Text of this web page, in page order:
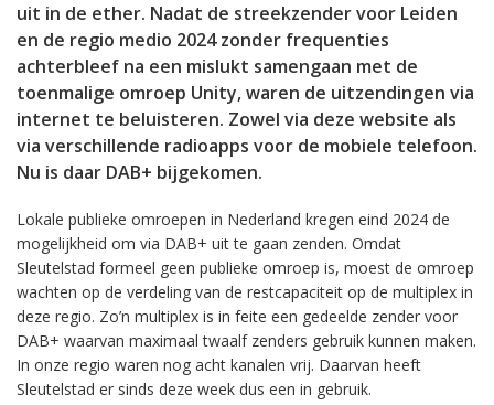
uit in de ether. Nadat de streekzender voor Leiden
en de regio medio 2024 zonder frequenties
achterbleef na een mislukt samengaan met de
toenmalige omroep Unity, waren de uitzendingen via
internet te beluisteren. Zowel via deze website als
via verschillende radioapps voor de mobiele telefoon.
Nu is daar DAB+ bijgekomen.
Lokale publieke omroepen in Nederland kregen eind 2024 de
mogelijkheid om via DAB+ uit te gaan zenden. Omdat
Sleutelstad formeel geen publieke omroep is, moest de omroep
wachten op de verdeling van de restcapaciteit op de multiplex in
deze regio. Zo’n multiplex is in feite een gedeelde zender voor
DAB+ waarvan maximaal twaalf zenders gebruik kunnen maken.
In onze regio waren nog acht kanalen vrij. Daarvan heeft
Sleutelstad er sinds deze week dus een in gebruik.